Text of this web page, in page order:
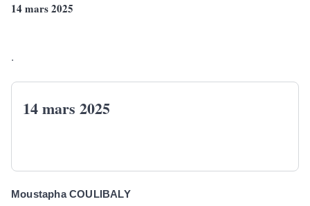
14 mars 2025
.
14 mars 2025
Moustapha COULIBALY